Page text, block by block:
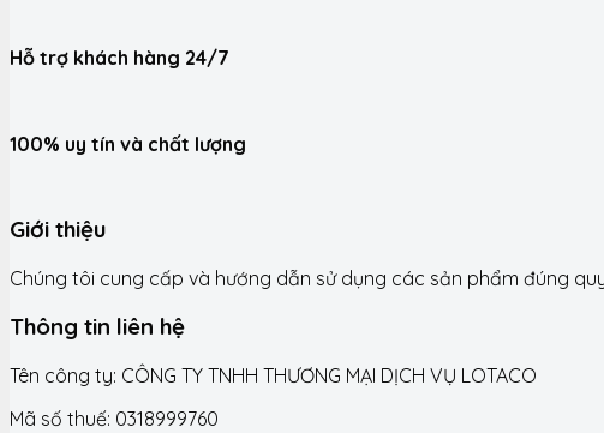
Hỗ trợ khách hàng 24/7
100% uy tín và chất lượng
Giới thiệu
Chúng tôi cung cấp và hướng dẫn sử dụng các sản phẩm đúng
Thông tin liên hệ
Tên công ty: CÔNG TY TNHH THƯƠNG MẠI DỊCH VỤ LOTACO
Mã số thuế: 0318999760